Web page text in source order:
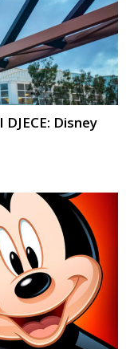
DJECE: Disney